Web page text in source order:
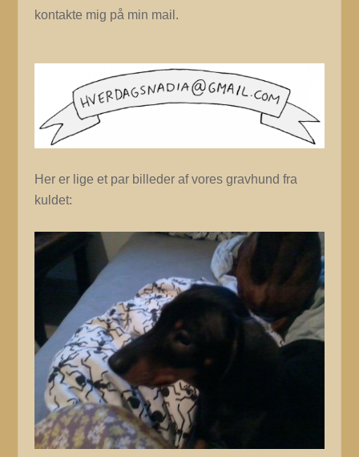
kontakte mig på min mail.
Her er lige et par billeder af vores gravhund fra
kuldet: